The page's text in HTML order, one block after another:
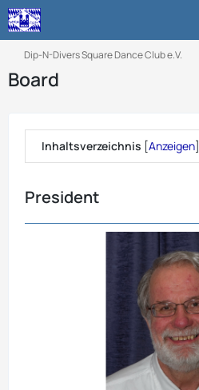
Dip-N-Divers Square Dance Club e.V.
Board
Inhaltsverzeichnis [Anzeigen]
President